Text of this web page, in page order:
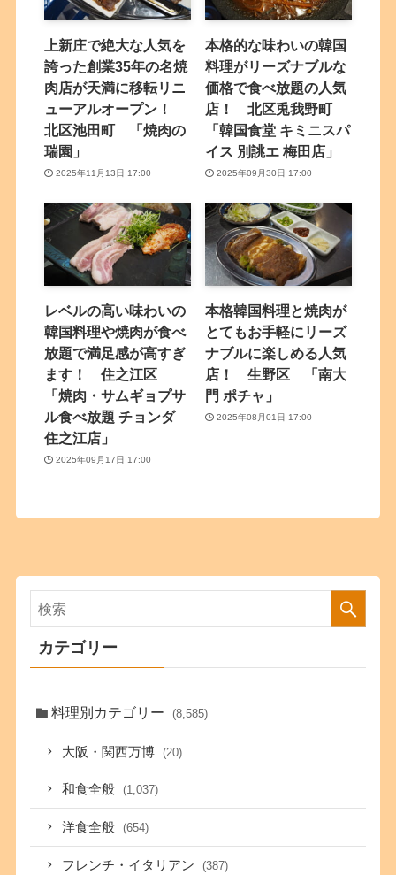
上新庄で絶大な人気を
誇った創業35年の名焼
肉店が天満に移転リニ
ューアルオープン！
北区池田町 「焼肉の
瑞園」
2025年11月13日 17:00
本格的な味わいの韓国
料理がリーズナブルな
価格で食べ放題の人気
店！ 北区兎我野町
「韓国食堂 キミニスパ
イス 別誂エ 梅田店」
2025年09月30日 17:00
レベルの高い味わいの
韓国料理や焼肉が食べ
放題で満足感が高すぎ
ます！ 住之江区
「焼肉・サムギョプサ
ル食べ放題 チョンダ
住之江店」
2025年09月17日 17:00
本格韓国料理と焼肉が
とてもお手軽にリーズ
ナブルに楽しめる人気
店！ 生野区 「南大
門 ポチャ」
2025年08月01日 17:00
カテゴリー
料理別カテゴリー (8,585)
大阪・関西万博 (20)
和食全般 (1,037)
洋食全般 (654)
フレンチ・イタリアン (387)